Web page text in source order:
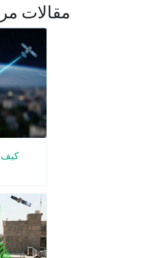
مقالات
كيف